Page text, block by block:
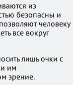
из
безопасны и
человеку
все вокруг
лишь очки с
им
зрение.